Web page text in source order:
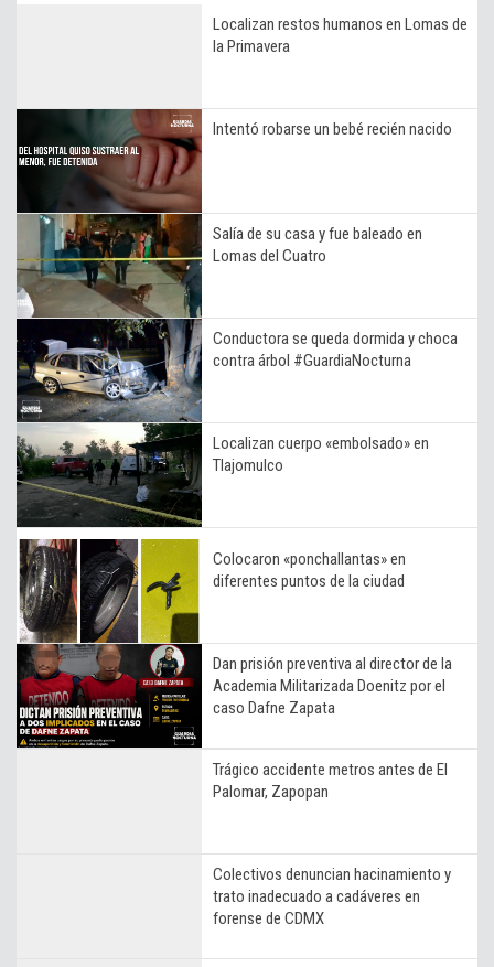
Localizan restos humanos en Lomas de
la Primavera
Intentó robarse un bebé recién nacido
Salía de su casa y fue baleado en
Lomas del Cuatro
Conductora se queda dormida y choca
contra árbol #GuardiaNocturna
Localizan cuerpo «embolsado» en
Tlajomulco
Colocaron «ponchallantas» en
diferentes puntos de la ciudad
Dan prisión preventiva al director de la
Academia Militarizada Doenitz por el
caso Dafne Zapata
Trágico accidente metros antes de El
Palomar, Zapopan
Colectivos denuncian hacinamiento y
trato inadecuado a cadáveres en
forense de CDMX